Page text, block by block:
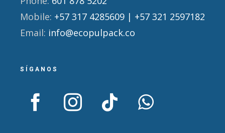
Mobile: +57 317 4285609 | +57 321 2597182
Email: info@ecopulpack.co
SÍGANOS